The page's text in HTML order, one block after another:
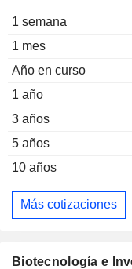
1 semana
1 mes
Año en curso
1 año
3 años
5 años
10 años
Más cotizaciones
Biotecnología e